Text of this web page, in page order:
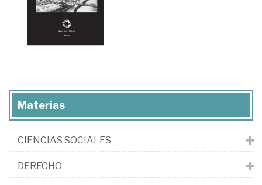
Materias
CIENCIAS SOCIALES
DERECHO